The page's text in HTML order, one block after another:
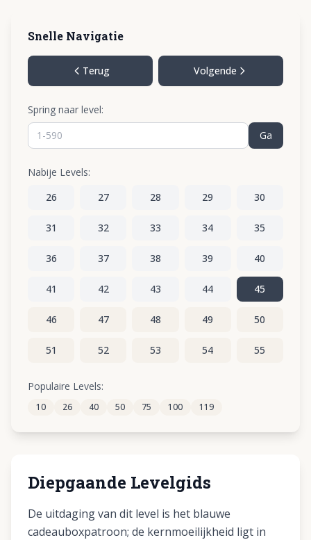
Snelle Navigatie
Terug Volgende
Spring naar level:
Ga
Nabije Levels:
26
27 28 29 30
31 32 33 34 35
36 37 38 39 40
41 42 43 44 45
46 47 48 49 50
51 52 53 54 55
56
61 62 63 64
Populaire Levels:
10 26 40 50 75 100 119
Diepgaande Levelgids
De uitdaging van dit level is het blauwe
cadeauboxpatroon; de kernmoeilijkheid ligt in